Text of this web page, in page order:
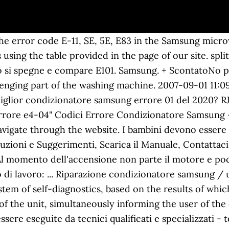
code E-11, SE, 5E, E83 in the Samsung
the table provided in the page of our site.
spegne e compare E101. Samsung. +
part of the washing machine. 2007-09-01
condizionatore samsung errore 01 del 2020?
e4-04" Codici Errore Condizionatore Samsung
through the website. I bambini devono
e Suggerimenti, Scarica il Manuale,
momento dell'accensione non parte il motore e
lavoro: ... Riparazione condizionatore samsung /
of self-diagnostics, based on the results of
the unit, simultaneously informing the user of the
eseguite da tecnici qualificati e specializzati -